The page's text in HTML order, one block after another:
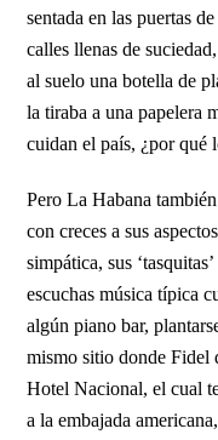
sentada en las puertas
calles llenas de
al suelo una botella de
la tiraba a una papelera
cuidan el país, ¿por qué
Pero La Habana
con creces a sus
simpática, sus
escuchas música típica
algún piano bar,
mismo sitio donde Fidel
Hotel Nacional, el cual
a la embajada